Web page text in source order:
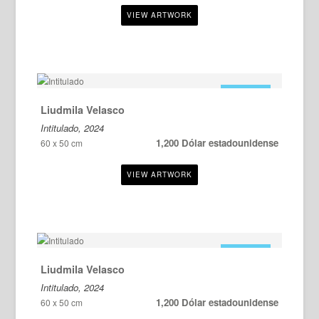
Liudmila Velasco
Intitulado, 2024
60 x 50 cm 1,200 Dólar estadounidense
Liudmila Velasco
Intitulado, 2024
60 x 50 cm 1,200 Dólar estadounidense